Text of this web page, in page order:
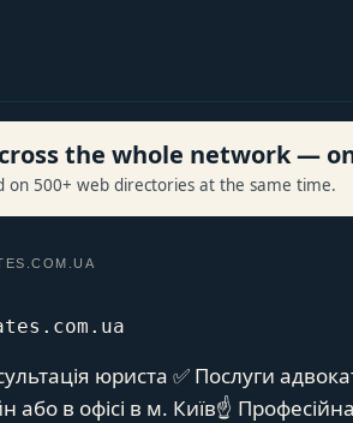
the whole network —
on 500+ web directories at the same time.
юриста ✅ Послуги
в офісі в м. Київ☝